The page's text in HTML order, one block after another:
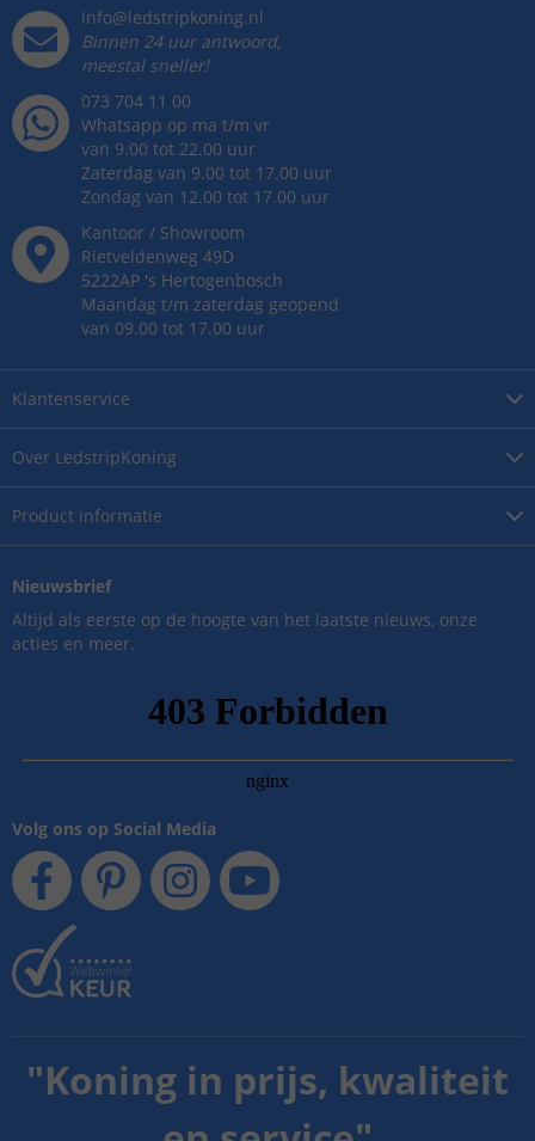
Over LedstripKoning
Product informatie
Klantenservice
info@ledstripkoning.nl
Binnen 24 uur antwoord,
meestal sneller!
073 704 11 00
Whatsapp op ma t/m vr
van 9.00 tot 22.00 uur
Zaterdag van 9.00 tot 17.00 uur
Zondag van 12.00 tot 17.00 uur
Kantoor / Showroom
Rietveldenweg 49D
5222AP 's Hertogenbosch
Maandag t/m zaterdag geopend
van 09.00 tot 17.00 uur
Nieuwsbrief
Altijd als eerste op de hoogte van het laatste nieuws, onze
acties en meer.
Volg ons op Social Media
"Koning in prijs, kwaliteit